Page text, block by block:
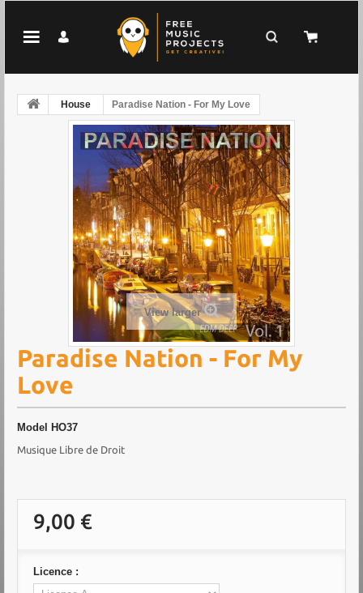
House Paradise Nation - For My Love
View larger
Paradise Nation - For My
Love
Model HO37
Musique Libre de Droit
9,00 €
Licence :